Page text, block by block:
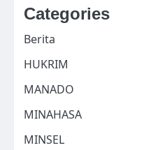
Categories
Berita
HUKRIM
MANADO
MINAHASA
MINSEL